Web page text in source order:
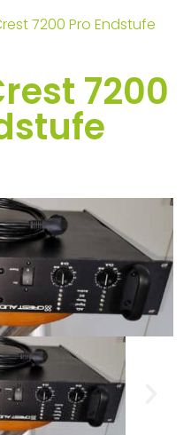
7200 Pro Endstufe
7200